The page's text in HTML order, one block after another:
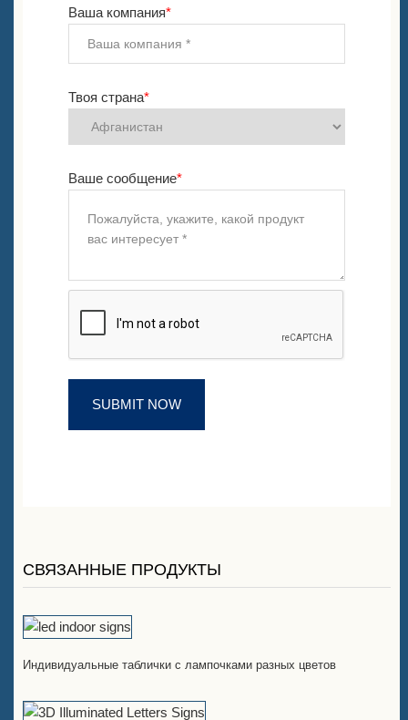
Ваша компания*
Твоя страна*
Ваше сообщение*
СВЯЗАННЫЕ ПРОДУКТЫ
Индивидуальные таблички с лампочками разных цветов